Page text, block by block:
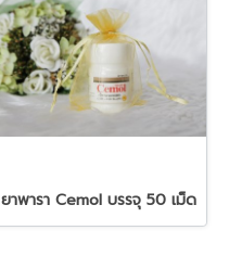
ยาพารา Cemol บรรจุ 50 เม็ด